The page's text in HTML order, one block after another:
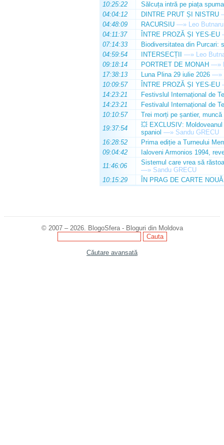
10:25:22
Sălcuța intră pe piața
04:04:12
DINTRE PRUT ȘI NISTRU
04:48:09
RACURSIU —» Leo Butnaru
04:11:37
ÎNTRE PROZĂ ȘI YES-EU
07:14:33
Biodiversitatea din Purcari:
04:59:54
INTERSECȚII —» Leo
09:18:14
PORTRET DE MONAH —»
17:38:13
Luna Plina 29 iulie 2026 —»
10:09:57
ÎNTRE PROZĂ ȘI YES-EU
14:23:21
Festivslul Internațional de
14:23:21
Festivalul Internațional de
10:10:57
Trei morți pe șantier, muncă
19:37:54
💥 EXCLUSIV:
spaniol —» Sandu GRECU
16:28:52
Prima ediție a Turneului
09:04:42
Ialoveni Armonios 1994,
11:46:06
Sistemul care vrea să
—» Sandu GRECU
10:15:29
ÎN PRAG DE CARTE NOUĂ
© 2007 – 2026. BlogoSfera - Bloguri din Moldova
Căutare avansată